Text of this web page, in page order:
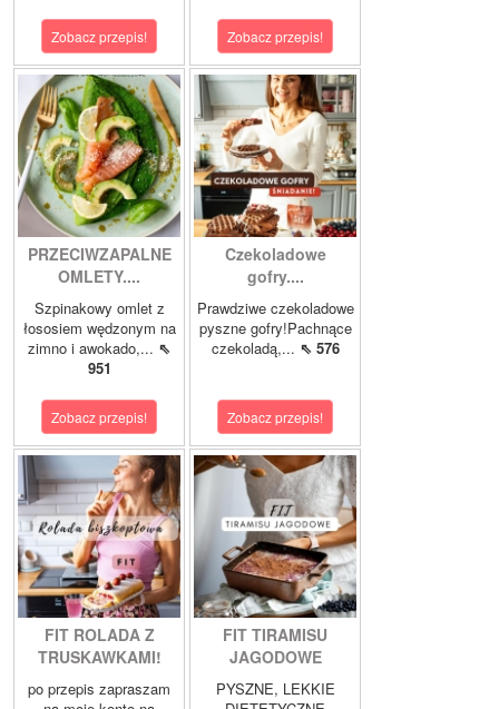
Zobacz przepis! Zobacz przepis!
PRZECIWZAPALNE
OMLETY....
Szpinakowy omlet z
łososiem wędzonym na
zimno i awokado,... ⇖
951
Zobacz przepis!
Czekoladowe
gofry....
Prawdziwe czekoladowe
pyszne gofry!Pachnące
czekoladą,... ⇖ 576
Zobacz przepis!
FIT ROLADA Z
TRUSKAWKAMI!
po przepis zapraszam
FIT TIRAMISU
JAGODOWE
PYSZNE, LEKKIE